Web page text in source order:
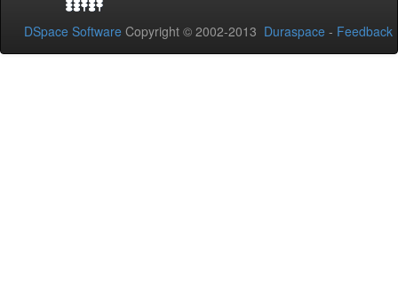
DSpace Software Copyright © 2002-2013 Duraspace - Feedback